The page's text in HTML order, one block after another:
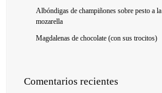
Albóndigas de champiñones sobre pesto a la
mozarella
Magdalenas de chocolate (con sus trocitos)
Comentarios recientes